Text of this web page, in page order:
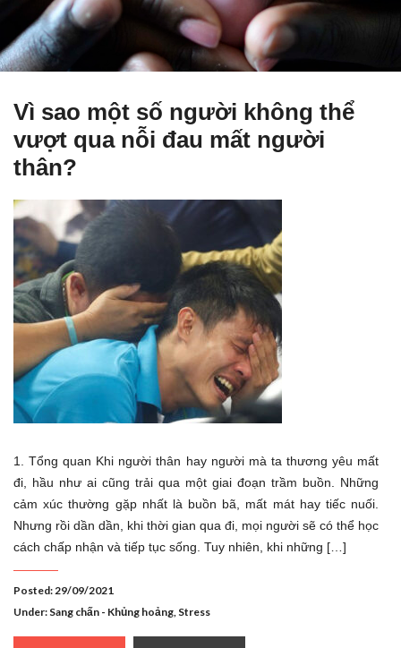
Vì sao một số người không thể
vượt qua nỗi đau mất người
thân?
1. Tổng quan Khi người thân hay người mà ta thương yêu mất
đi, hầu như ai cũng trải qua một giai đoạn trầm buồn. Những
cảm xúc thường gặp nhất là buồn bã, mất mát hay tiếc nuối.
Nhưng rồi dần dần, khi thời gian qua đi, mọi người sẽ có thể học
cách chấp nhận và tiếp tục sống. Tuy nhiên, khi những […]
Posted: 29/09/2021
Under: Sang chấn - Khủng hoảng, Stress